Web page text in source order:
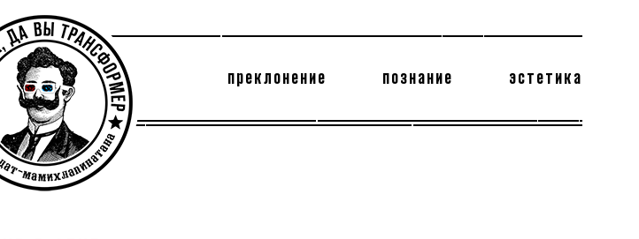
преклонение познание эстетика